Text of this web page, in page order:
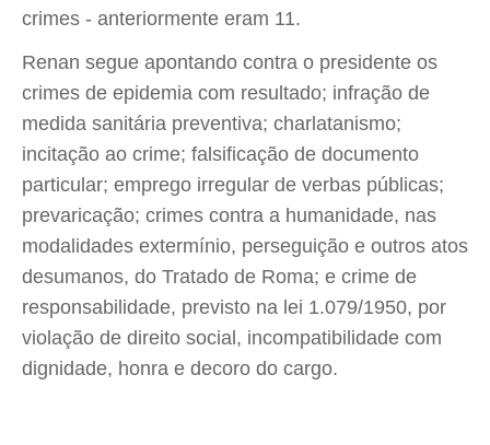
crimes - anteriormente eram 11.
Renan segue apontando contra o presidente os
crimes de epidemia com resultado; infração de
medida sanitária preventiva; charlatanismo;
incitação ao crime; falsificação de documento
particular; emprego irregular de verbas públicas;
prevaricação; crimes contra a humanidade, nas
modalidades extermínio, perseguição e outros atos
desumanos, do Tratado de Roma; e crime de
responsabilidade, previsto na lei 1.079/1950, por
violação de direito social, incompatibilidade com
dignidade, honra e decoro do cargo.